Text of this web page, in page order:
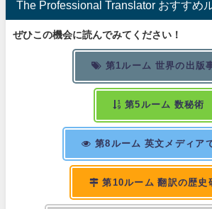
The Professional Translator おすすめ
ぜひこの機会に読んでみてください！
第1ルーム 世界の出版
第5ルーム 数秘術
第8ルーム 英文メディア
第10ルーム 翻訳の歴史